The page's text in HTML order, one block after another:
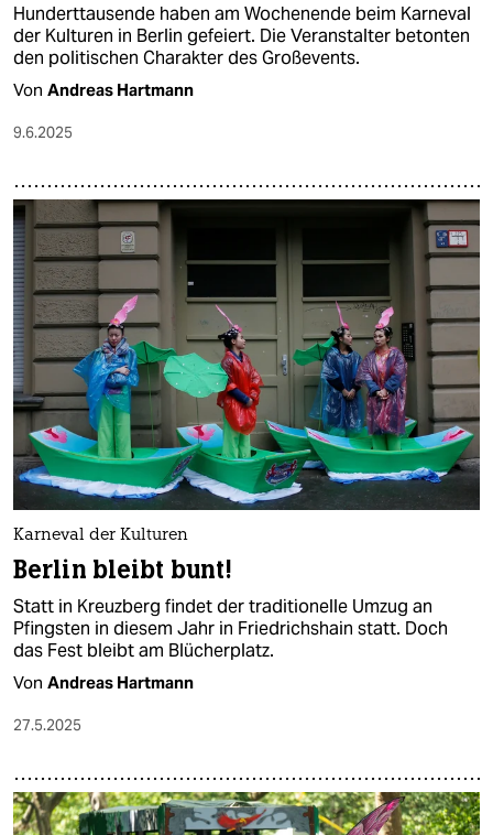
Hunderttausende haben am Wochenende beim Karneval
der Kulturen in Berlin gefeiert. Die Veranstalter betonten
den politischen Charakter des Großevents.
Von Andreas Hartmann
9.6.2025
Karneval der Kulturen
Berlin bleibt bunt!
Statt in Kreuzberg findet der traditionelle Umzug an
Pfingsten in diesem Jahr in Friedrichshain statt. Doch
das Fest bleibt am Blücherplatz.
Von Andreas Hartmann
27.5.2025